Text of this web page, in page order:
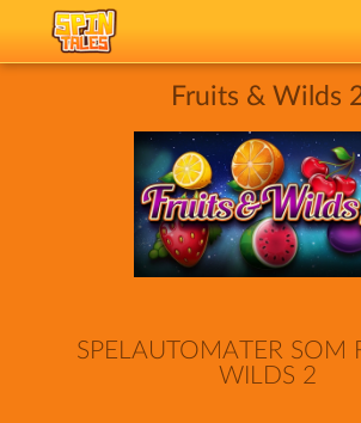
Fruits & Wilds
SPELAUTOMATER SOM
WILDS 2